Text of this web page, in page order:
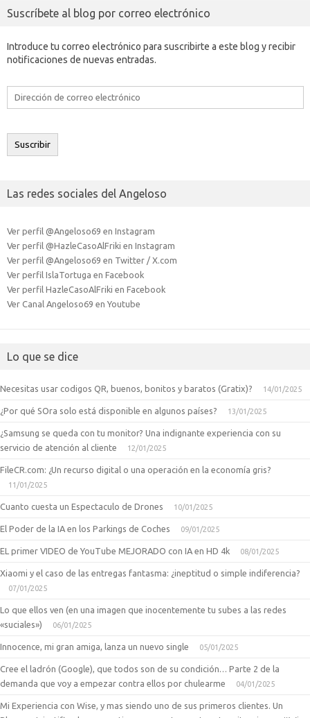
Suscríbete al blog por correo electrónico
Introduce tu correo electrónico para suscribirte a este blog y recibir
notificaciones de nuevas entradas.
Dirección
electrónico
Suscribir
Las redes sociales del Angeloso
Ver perfil @Angeloso69 en Instagram
Ver perfil @HazleCasoAlFriki en Instagram
Ver perfil @Angeloso69 en Twitter / X.com
Ver perfil IslaTortuga en Facebook
Ver perfil HazleCasoAlFriki en Facebook
Ver Canal Angeloso69 en Youtube
Lo que se dice
Necesitas usar codigos QR, buenos, bonitos y baratos (Gratix)? 14/01/2025
¿Por qué SOra solo está disponible en algunos países? 13/01/2025
¿Samsung se queda con tu monitor? Una indignante experiencia con su
servicio de atención al cliente
12/01/2025
FileCR.com: ¿Un recurso digital o una operación en la economía gris?
11/01/2025
Cuanto cuesta un Espectaculo de Drones 10/01/2025
El Poder de la IA en los Parkings de Coches 09/01/2025
EL primer VIDEO de YouTube MEJORADO con IA en HD 4k 08/01/2025
Xiaomi y el caso de las entregas fantasma: ¿ineptitud o simple indiferencia?
07/01/2025
Lo que ellos ven (en una imagen que inocentemente tu subes a las redes
«suciales»)
06/01/2025
Innocence, mi gran amiga, lanza un nuevo single 05/01/2025
Cree el ladrón (Google), que todos son de su condición… Parte 2 de la
demanda que voy a empezar contra ellos por chulearme
04/01/2025
Mi Experiencia con Wise, y mas siendo uno de sus primeros clientes. Un